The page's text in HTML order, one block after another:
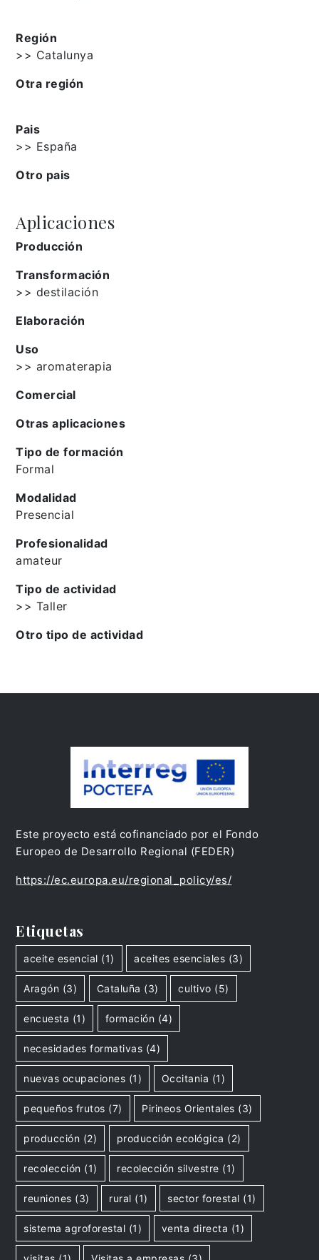
Región
>> Catalunya
Otra región
Pais
>> España
Otro pais
Aplicaciones
Producción
Transformación
>> destilación
Elaboración
Uso
>> aromaterapia
Comercial
Otras aplicaciones
Tipo de formación
Formal
Modalidad
Presencial
Profesionalidad
amateur
Tipo de actividad
>> Taller
Otro tipo de actividad
Este proyecto está cofinanciado por el Fondo
Europeo de Desarrollo Regional (FEDER)
https://ec.europa.eu/regional_policy/es/
Etiquetas
aceite esencial (1) aceites esenciales (3)
Aragón (3) Cataluña (3) cultivo (5)
encuesta (1) formación (4)
necesidades formativas (4)
nuevas ocupaciones (1) Occitania (1)
pequeños frutos (7) Pirineos Orientales (3)
producción (2) producción ecológica (2)
recolección (1) recolección silvestre (1)
reuniones (3) rural (1) sector forestal (1)
sistema agroforestal (1) venta directa (1)